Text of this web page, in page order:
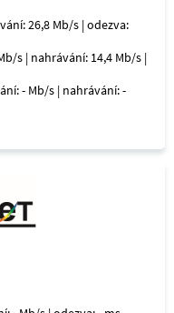
26,8 Mb/s | odezva:
s | nahrávání: 14,4 Mb/s |
- Mb/s | nahrávání: -